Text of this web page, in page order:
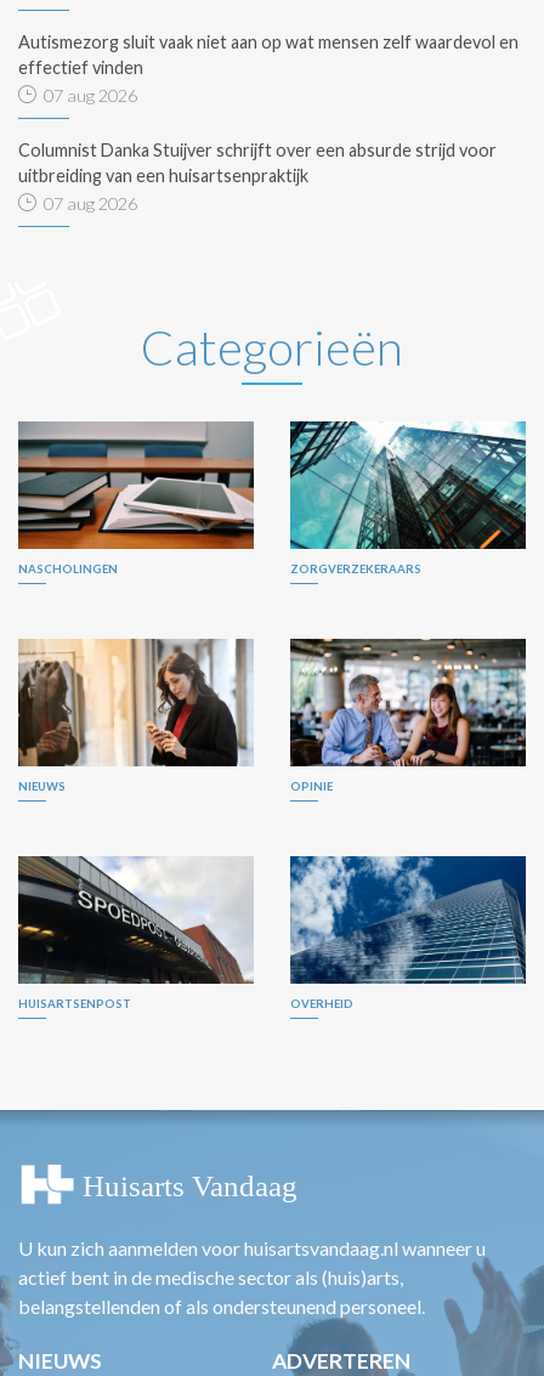
Autismezorg sluit vaak niet aan op wat mensen zelf waardevol en
effectief vinden
07 aug 2026
Columnist Danka Stuijver schrijft over een absurde strijd voor
uitbreiding van een huisartsenpraktijk
07 aug 2026
Categorieën
NASCHOLINGEN ZORGVERZEKERAARS
NIEUWS OPINIE
HUISARTSENPOST OVERHEID
U kun zich aanmelden voor huisartsvandaag.nl wanneer u
actief bent in de medische sector als (huis)arts,
belangstellenden of als ondersteunend personeel.
NIEUWS ADVERTEREN